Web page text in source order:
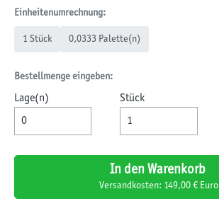
Einheitenumrechnung:
1 Stück 0,0333 Palette(n)
Bestellmenge eingeben:
Lage(n) Stück
In den Warenkorb
Versandkosten: 149,00 € Euro